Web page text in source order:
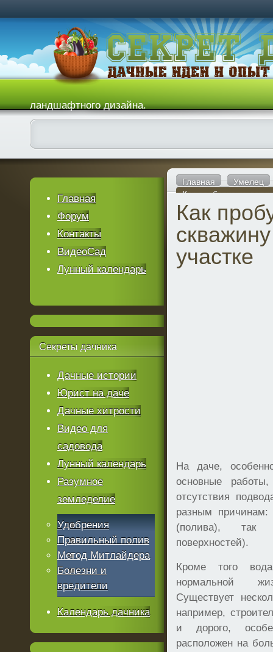
ландшафтного дизайна.
Главная
Умелец
Как пробурить
Как
участке
На даче,
основные
отсутствия
разным причинам:
(полива), так
поверхностей).
Кроме того
нормальной
Существует
например,
и дорого,
расположен на
Главная
Форум
Контакты
ВидеоСад
Лунный календарь
Секреты дачника
Дачные истории
Юрист на даче
Дачные хитрости
Видео для
садовода
Лунный календарь
Разумное
земледелие
Удобрения
Правильный полив
Метод Митлайдера
Болезни и
вредители
Календарь дачника